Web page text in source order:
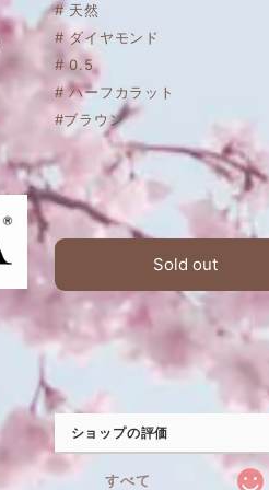
# 天然
# ダイヤモンド
# 0.5
# ハーフカラット
#ブラウン
Sold out
ショップの評価
すべて